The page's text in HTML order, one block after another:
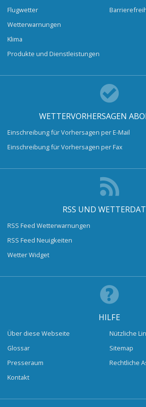
Flugwetter
Wetterwarnungen
Klima
Produkte und Dienstleistungen
WETTERVORHERSAGEN
Einschreibung für Vorhersagen per E-Mail
Einschreibung für Vorhersagen per Fax
RSS UND
RSS Feed Wetterwarnungen
RSS Feed Neuigkeiten
Wetter Widget
HILFE
Über diese Webseite
Glossar
Presseraum
Kontakt
Nützliche
Sitemap
Rechtliche